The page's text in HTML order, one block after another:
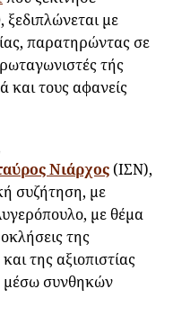
με
παρατηρώντας σε
τής
και τους αφανείς
Νιάρχος (ΙΣΝ),
συζήτηση, με
με θέμα
της
της αξιοπιστίας
μέσω συνθηκών